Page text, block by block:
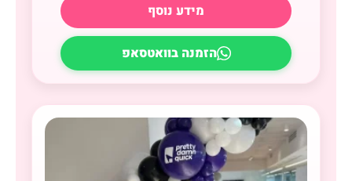
מידע נוסף
הזמנה בוואטסאפ